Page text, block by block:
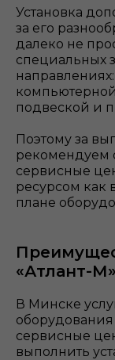
Установка
за его
далеко не
специальных
подвеской и
Поэтому за
рекомендуем
сервисные
ресурсом как
плане
«Атлант-М»
В Минске
оборудования
сервисные
выполнить